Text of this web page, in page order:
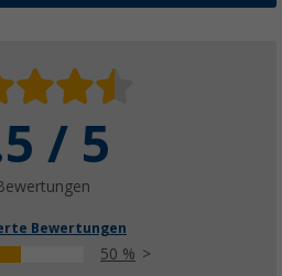
/ 5
Bewertungen
50 %